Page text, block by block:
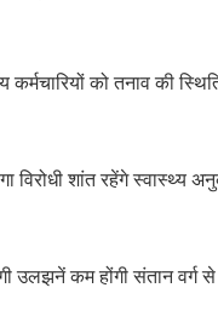
को तनाव की
विरोधी शांत रहेंगे स्वास्थ्य
उलझनें कम होंगी संतान वर्ग